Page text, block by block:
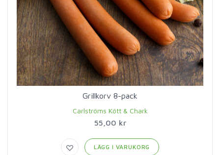
Grillkorv 8-pack
Carlströms Kött & Chark
55,00 kr
LÄGG I VARUKORG